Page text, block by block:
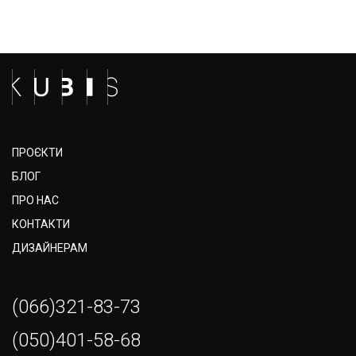
ПРОЄКТИ
БЛОГ
ПРО НАС
КОНТАКТИ
ДИЗАЙНЕРАМ
(066)321-83-73
(050)401-58-68